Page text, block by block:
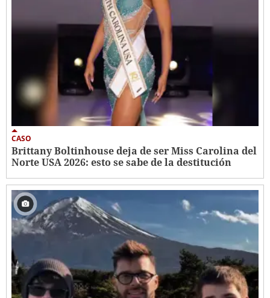
CASO
Brittany Boltinhouse deja de ser Miss Carolina del
Norte USA 2026: esto se sabe de la destitución